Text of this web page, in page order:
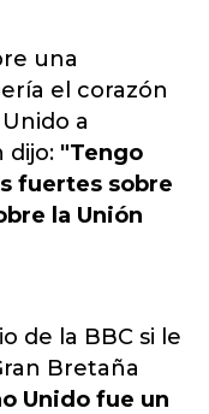
una
el corazón
a
dijo: "Tengo
fuertes sobre
la Unión
de la BBC si le
Bretaña
Unido fue un